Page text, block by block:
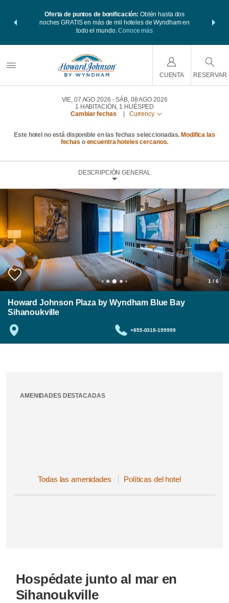
Oferta de puntos de bonificación: Obtén hasta dos
noches GRATIS en más de mil hoteles de Wyndham en
todo el mundo.Conoce más
viaje de
CUENTA RESERVAR
VIE, 07 AGO 2026
SÁB, 08 AGO 2026
1 HABITACIÓN, 1 HUÉSPED
Cambiar fechas
Currency
Este hotel no está disponible en las fechas seleccionadas. Modifica las
fechas o encuentra hoteles cercanos.
DESCRIPCIÓN GENERAL
1 /6
Howard Johnson Plaza by Wyndham Blue Bay
Sihanoukville
+855-0318-199999
AMENIDADES DESTACADAS
Todas las amenidades Políticas del hotel
Hospédate junto al mar en
Sihanoukville